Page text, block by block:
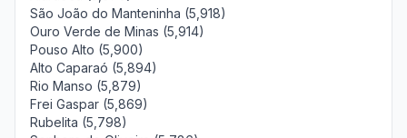
São João do Manteninha (5,918)
Ouro Verde de Minas (5,914)
Pouso Alto (5,900)
Alto Caparaó (5,894)
Rio Manso (5,879)
Frei Gaspar (5,869)
Rubelita (5,798)